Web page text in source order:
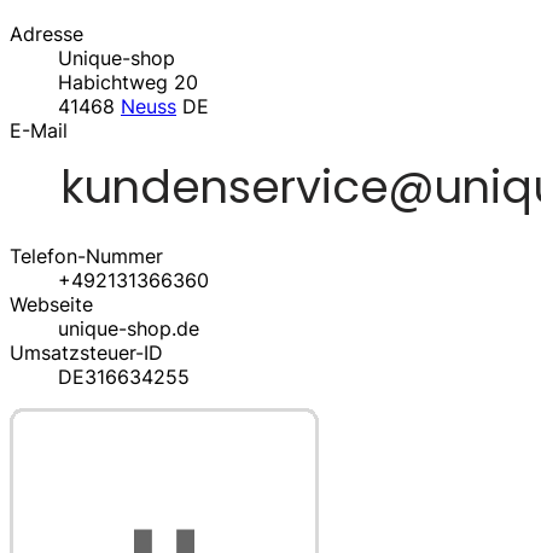
Adresse
Unique-shop
Habichtweg 20
41468 Neuss DE
E-Mail
Telefon-Nummer
+492131366360
Webseite
unique-shop.de
Umsatzsteuer-ID
DE316634255